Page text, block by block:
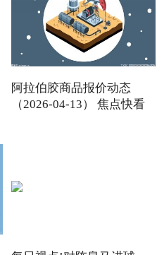
阿拉伯胶商品报价动态
（2026-04-13） 焦点快看